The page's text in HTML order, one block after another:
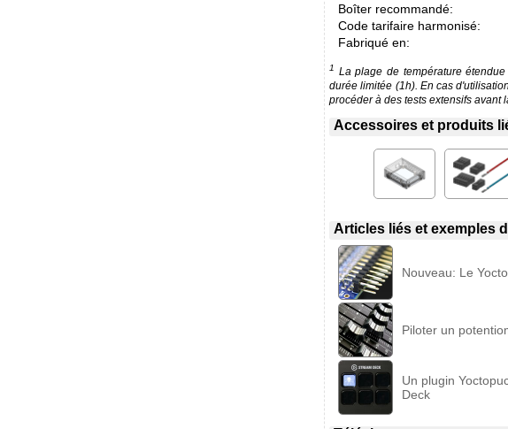
Boîter recommandé:
Code tarifaire harmonisé:
Fabriqué en:
1 La plage de température
durée limitée (1h). En cas
procéder à des tests extensifs avant
Accessoires et produits
Articles liés et exemples
Nouveau: Le
Piloter un
Un plugin
Deck